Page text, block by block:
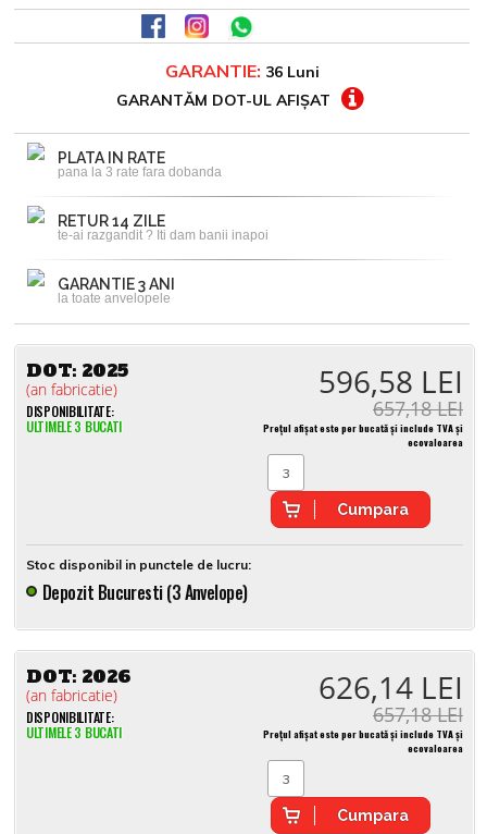
GARANTIE: 36 Luni
GARANTĂM DOT-UL AFIȘAT
PLATA IN RATE
pana la 3 rate fara dobanda
RETUR 14 ZILE
te-ai razgandit ? Iti dam banii inapoi
GARANTIE 3 ANI
la toate anvelopele
DOT: 2025
(an fabricatie)
DISPONIBILITATE:
ULTIMELE 3 BUCATI
596,58 LEI
657,18 LEI
Prețul afișat este per bucată și include TVA și
ecovaloarea
Cumpara
Stoc disponibil in punctele de lucru:
Depozit Bucuresti (3 Anvelope)
DOT: 2026
(an fabricatie)
DISPONIBILITATE:
ULTIMELE 3 BUCATI
626,14 LEI
657,18 LEI
Prețul afișat este per bucată și include TVA și
ecovaloarea
Cumpara